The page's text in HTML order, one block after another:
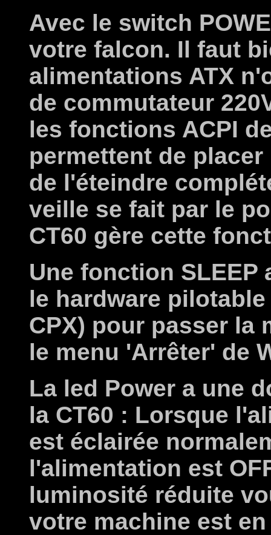
Avec le switch
votre falcon. Il faut
alimentations ATX
de commutateur
les fonctions ACPI
permettent de
de l'éteindre
veille se fait par le
CT60 gère cette
Une fonction SLEEP
le hardware
CPX) pour passer la
le menu 'Arrêter' de
La led Power a une
la CT60 : Lorsque
est éclairée
l'alimentation est
luminosité réduite
votre machine est